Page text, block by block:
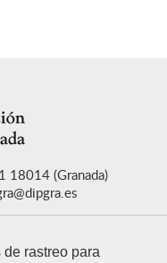
rastreo para
18014 (Granada)